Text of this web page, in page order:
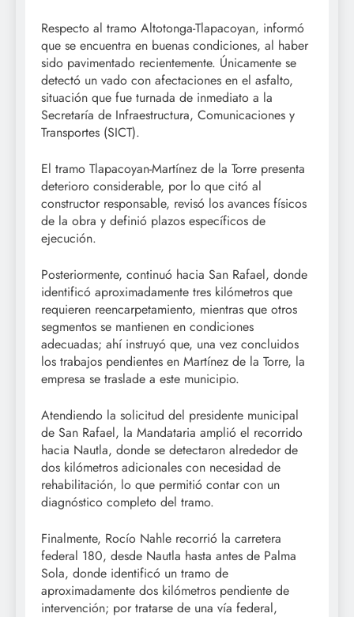
Respecto al tramo Altotonga-Tlapacoyan, informó
que se encuentra en buenas condiciones, al haber
sido pavimentado recientemente. Únicamente se
detectó un vado con afectaciones en el asfalto,
situación que fue turnada de inmediato a la
Secretaría de Infraestructura, Comunicaciones y
Transportes (SICT).
El tramo Tlapacoyan-Martínez de la Torre presenta
deterioro considerable, por lo que citó al
constructor responsable, revisó los avances físicos
de la obra y definió plazos específicos de
ejecución.
Posteriormente, continuó hacia San Rafael, donde
identificó aproximadamente tres kilómetros que
requieren reencarpetamiento, mientras que otros
segmentos se mantienen en condiciones
adecuadas; ahí instruyó que, una vez concluidos
los trabajos pendientes en Martínez de la Torre, la
empresa se traslade a este municipio.
Atendiendo la solicitud del presidente municipal
de San Rafael, la Mandataria amplió el recorrido
hacia Nautla, donde se detectaron alrededor de
dos kilómetros adicionales con necesidad de
rehabilitación, lo que permitió contar con un
diagnóstico completo del tramo.
Finalmente, Rocío Nahle recorrió la carretera
federal 180, desde Nautla hasta antes de Palma
Sola, donde identificó un tramo de
aproximadamente dos kilómetros pendiente de
intervención; por tratarse de una vía federal,